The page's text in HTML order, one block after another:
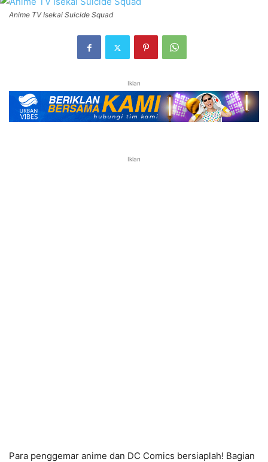
Anime TV Isekai Suicide Squad
Iklan
Iklan
Para penggemar anime dan DC Comics bersiaplah! Bagian